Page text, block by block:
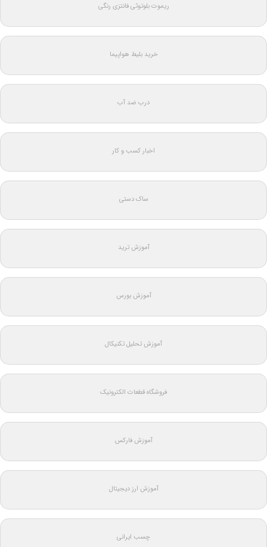
ریموت بلوتوثی فانتزی رنگی
خرید بلیط هواپیما
درب ضد آب
اخبار کسب و کار
ساک دستی
آموزش ترید
آموزش بورس
آموزش تحلیل تکنیکال
فروشگاه قطعات الکترونیک
آموزش فارکس
آموزش ارز دیجیتال
چسب ایرانی